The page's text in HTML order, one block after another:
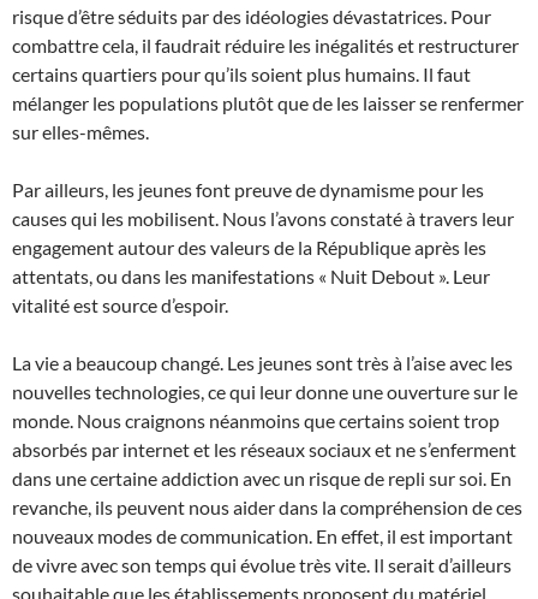
risque d’être séduits par des idéologies dévastatrices. Pour
combattre cela, il faudrait réduire les inégalités et restructurer
certains quartiers pour qu’ils soient plus humains. Il faut
mélanger les populations plutôt que de les laisser se renfermer
sur elles-mêmes.
Par ailleurs, les jeunes font preuve de dynamisme pour les
causes qui les mobilisent. Nous l’avons constaté à travers leur
engagement autour des valeurs de la République après les
attentats, ou dans les manifestations « Nuit Debout ». Leur
vitalité est source d’espoir.
La vie a beaucoup changé. Les jeunes sont très à l’aise avec les
nouvelles technologies, ce qui leur donne une ouverture sur le
monde. Nous craignons néanmoins que certains soient trop
absorbés par internet et les réseaux sociaux et ne s’enferment
dans une certaine addiction avec un risque de repli sur soi. En
revanche, ils peuvent nous aider dans la compréhension de ces
nouveaux modes de communication. En effet, il est important
de vivre avec son temps qui évolue très vite. Il serait d’ailleurs
souhaitable que les établissements proposent du matériel